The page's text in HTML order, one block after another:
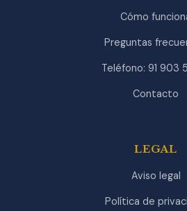
Cómo
Preguntas
Teléfono: 91 903
Contacto
LEGAL
Aviso legal
Política de